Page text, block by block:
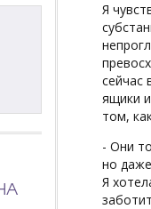
Я
сейчас
ящики
том,
- Они
но
Я